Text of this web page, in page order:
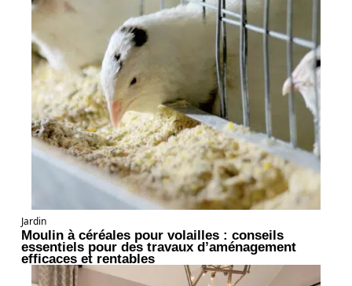
Jardin
Moulin à céréales pour volailles : conseils
essentiels pour des travaux d’aménagement
efficaces et rentables